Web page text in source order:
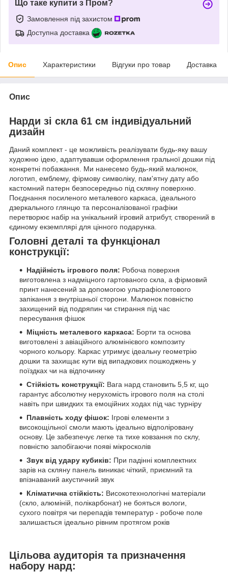
Що таке купити з Пром?
Замовлення під захистом
Доступна доставка
Опис Характеристики Відгуки про товар Доставка
Опис
Нарди зі скла 61 см індивідуальний
дизайн
Даний комплект - це можливість реалізувати будь-яку вашу
художню ідею, адаптувавши оформлення гральної дошки під
конкретні побажання. Ми нанесемо будь-який малюнок,
логотип, емблему, фірмову символіку, пам'ятну дату або
кастомний патерн безпосередньо під скляну поверхню.
Поєднання посиленого металевого каркаса, ідеального
дзеркального глянцю та персоналізованої графіки
перетворює набір на унікальний ігровий атрибут, створений в
єдиному екземплярі для цінного подарунка.
Головні деталі та функціонал
конструкції:
Надійність ігрового поля: Робоча поверхня
виготовлена з надміцного гартованого скла, а фірмовий
принт нанесений за допомогою ультрафіолетового
запікання з внутрішньої сторони. Малюнок повністю
захищений від подряпин чи стирання під час
пересування фішок
Міцність металевого каркаса: Борти та основа
виготовлені з авіаційного алюмінієвого композиту
чорного кольору. Каркас утримує ідеальну геометрію
дошки та захищає кути від випадкових пошкоджень у
поїздках чи на відпочинку
Стійкість конструкції: Вага нард становить 5,5 кг, що
гарантує абсолютну нерухомість ігрового поля на столі
навіть при швидких та емоційних ходах під час турніру
Плавність ходу фішок: Ігрові елементи з
високощільної смоли мають ідеально відполіровану
основу. Це забезпечує легке та тихе ковзання по склу,
повністю запобігаючи появі мікросколів
Звук від удару кубиків: При падінні комплектних
зарів на скляну панель виникає чіткий, приємний та
впізнаваний акустичний звук
Кліматична стійкість: Високотехнологічні матеріали
(скло, алюміній, полікарбонат) не бояться вологи,
сухого повітря чи перепадів температур - робоче поле
залишається ідеально рівним протягом років
Цільова аудиторія та призначення
набору нард: